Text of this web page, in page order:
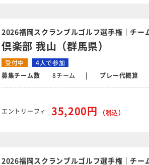
2026福岡スクランブルゴルフ選手権｜チー
倶楽部 我山（群馬県）
受付中 4人で参加
募集チーム数 8チーム プレー代概算
エントリーフィ 35,200円 （税込）
2026福岡スクランブルゴルフ選手権｜チー